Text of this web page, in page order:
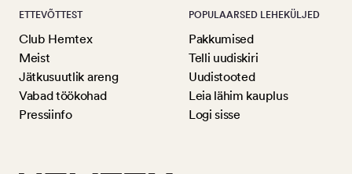
ETTEVÕTTEST
Club Hemtex
Meist
Jätkusuutlik areng
Vabad töökohad
Pressiinfo
POPULAARSED LEHEKÜLJED
Pakkumised
Telli uudiskiri
Uudistooted
Leia lähim kauplus
Logi sisse